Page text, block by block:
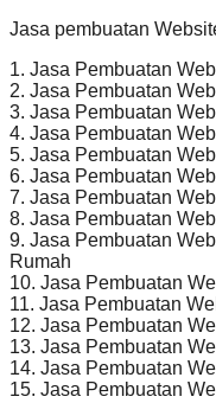
Jasa pembuatan
1. Jasa Pembuatan
2. Jasa Pembuatan
3. Jasa Pembuatan
4. Jasa Pembuatan
5. Jasa Pembuatan
6. Jasa Pembuatan
7. Jasa Pembuatan
8. Jasa Pembuatan
9. Jasa Pembuatan
Rumah
10. Jasa Pembuatan
11. Jasa Pembuatan
12. Jasa Pembuatan
13. Jasa Pembuatan
14. Jasa Pembuatan
15. Jasa Pembuatan